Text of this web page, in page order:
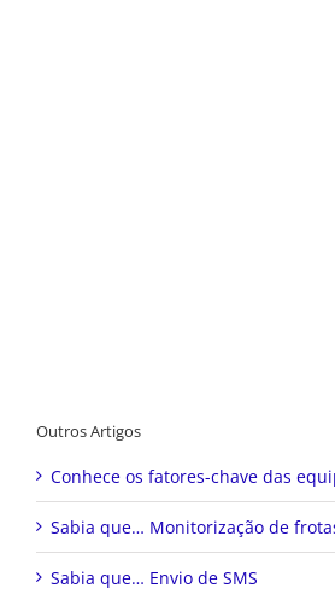
Outros Artigos
Conhece os fatores-chave das
Sabia que… Monitorização de
Sabia que… Envio de SMS